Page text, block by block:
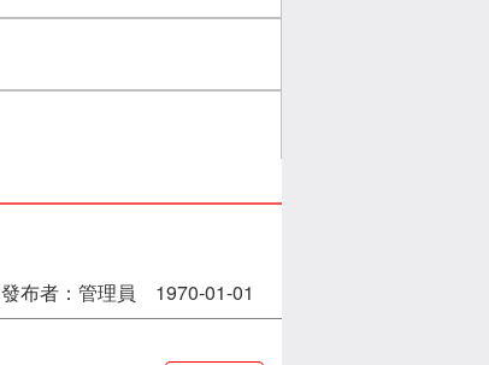
發布者：管理員 1970-01-01